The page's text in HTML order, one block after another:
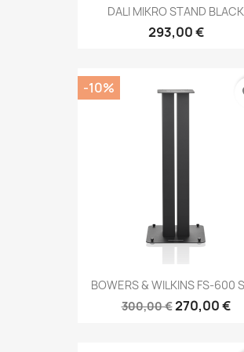
DALI MIKRO STAND BLACK
293,00 €
BOWERS & WILKINS FS-600
300,00 €270,00 €
-10%